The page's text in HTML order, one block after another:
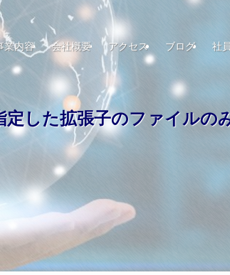
業内容 会社概要 アクセス ブログ 社
した拡張子のファイルの